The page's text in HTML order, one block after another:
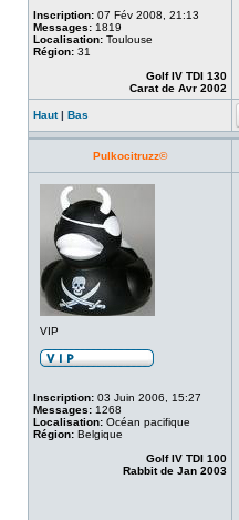
Inscription: 07 Fév 2008, 21:13
Messages: 1819
Localisation: Toulouse
Région: 31
Golf IV TDI 130
Carat de Avr 2002
Haut| Bas
Pulkocitruzz©
VIP
Inscription: 03 Juin 2006, 15:27
Messages: 1268
Localisation: Océan pacifique
Région: Belgique
Golf IV TDI 100
Rabbit de Jan 2003